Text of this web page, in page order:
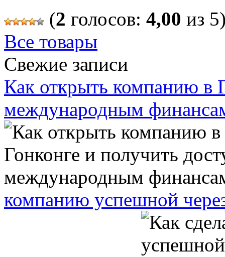
(2 голосов: 4,00 из
Все товары
Свежие записи
Как открыть компанию в
международным
компанию успешной